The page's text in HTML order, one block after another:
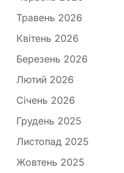
Травень 2026
Квітень 2026
Березень 2026
Лютий 2026
Січень 2026
Грудень 2025
Листопад 2025
Жовтень 2025